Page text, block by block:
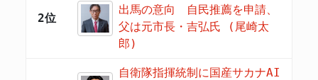
2位
出馬の意向 自民推薦を申請、
父は元市長・吉弘氏 (尾崎太
郎)
自衛隊指揮統制に国産サカナAI